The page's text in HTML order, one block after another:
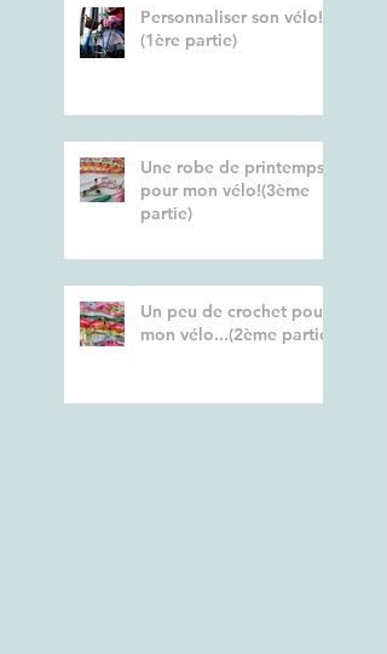
Personnaliser son vélo!
(1ère partie)
Une robe de printemps
pour mon vélo!(3ème
partie)
Un peu de crochet pour
mon vélo...(2ème partie)